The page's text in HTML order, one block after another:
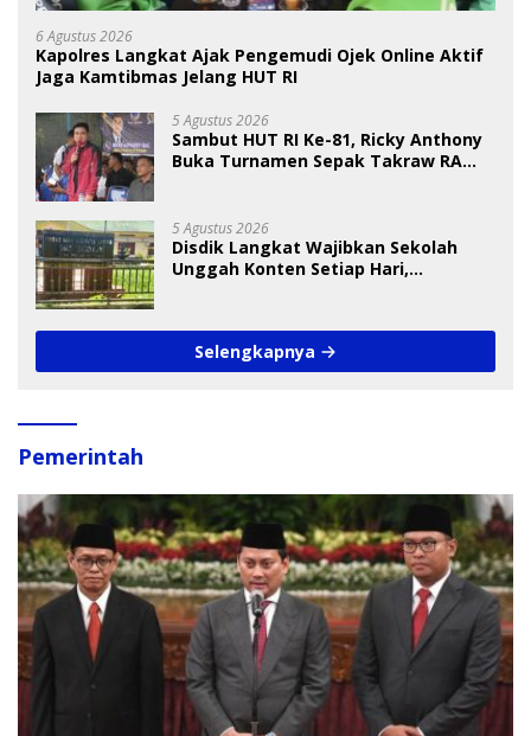
6 Agustus 2026
Kapolres Langkat Ajak Pengemudi Ojek Online Aktif
Jaga Kamtibmas Jelang HUT RI
5 Agustus 2026
Sambut HUT RI Ke-81, Ricky Anthony
Buka Turnamen Sepak Takraw RA
5 Agustus 2026
Disdik Langkat Wajibkan Sekolah
Unggah Konten Setiap Hari,
Selengkapnya
Pemerintah